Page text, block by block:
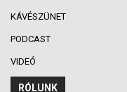
KÁVÉSZÜNET
PODCAST
VIDEÓ
RÓLUNK